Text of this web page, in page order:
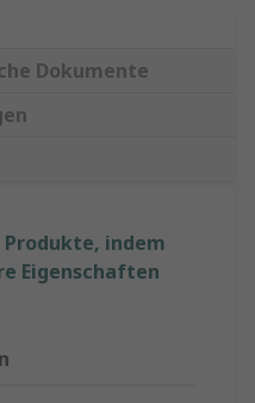
Dokumente
Produkte, indem
Eigenschaften